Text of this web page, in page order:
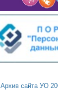
Архив сайта УО